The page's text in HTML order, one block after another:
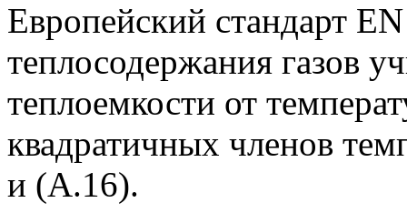
Европейский стандарт EN
теплосодержания газов
теплоемкости от
квадратичных членов
и (A.16).